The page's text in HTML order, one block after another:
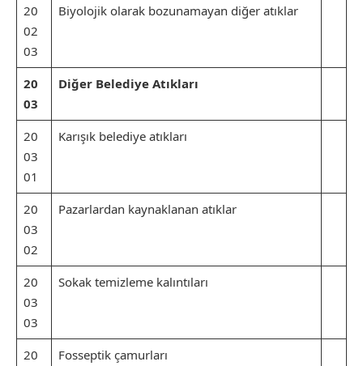
20
02
03
Biyolojik olarak bozunamayan diğer atıklar
20
03
Diğer Belediye Atıkları
20
03
01
Karışık belediye atıkları
20
03
02
Pazarlardan kaynaklanan atıklar
20
03
03
Sokak temizleme kalıntıları
20
Fosseptik çamurları